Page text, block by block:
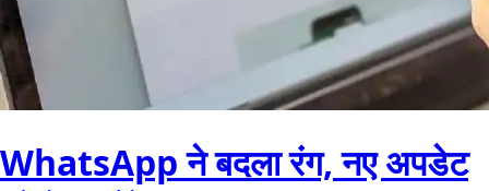
WhatsApp ने बदला रंग, नए अपडेट